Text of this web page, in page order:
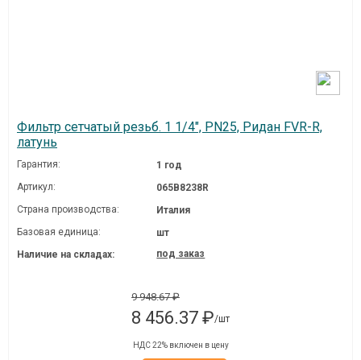
Фильтр сетчатый резьб. 1 1/4", PN25, Ридан FVR-R,
латунь
Гарантия:
1 год
Артикул:
065B8238R
Страна производства:
Италия
Базовая единица:
шт
Наличие на складах:
под заказ
9 948.67 ₽
8 456.37 ₽/шт
НДС 22% включен в цену